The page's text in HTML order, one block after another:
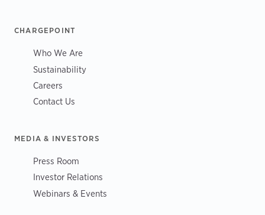
CHARGEPOINT
Who We Are
Sustainability
Careers
Contact Us
MEDIA & INVESTORS
Press Room
Investor Relations
Webinars & Events